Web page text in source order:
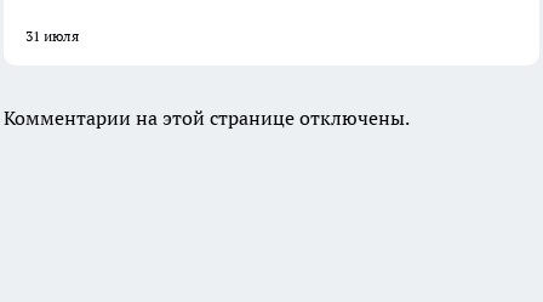
31 июля
Комментарии на этой странице отключены.